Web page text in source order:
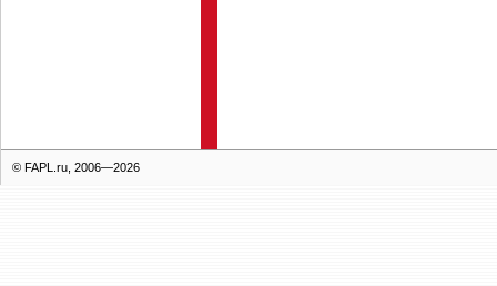
© FAPL.ru, 2006—2026